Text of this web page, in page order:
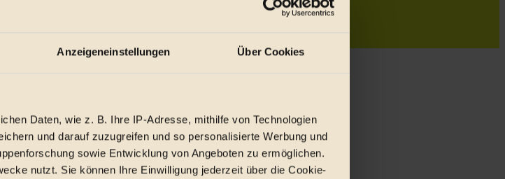
Anzeigeneinstellungen Über Cookies
Daten, wie z. B. Ihre IP-Adresse, mithilfe von Technologien
und darauf zuzugreifen und so personalisierte Werbung und
sowie Entwicklung von Angeboten zu ermöglichen.
nutzt. Sie können Ihre Einwilligung jederzeit über die Cookie-